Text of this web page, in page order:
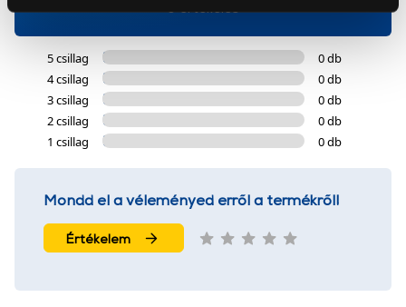
cookie-k személyazonosítására nem alkalmasak,
szolgáltatásaink biztosításához szükségesek. Az oldal
használatával Ön elfogadja a cookie-k használatát.
További információk:ÁSZFésAdatvédelem
5 csillag
0 db
4 csillag
0 db
3 csillag
0 db
2 csillag
0 db
1 csillag
0 db
Mondd el a véleményed erről a termékről!
Értékelem